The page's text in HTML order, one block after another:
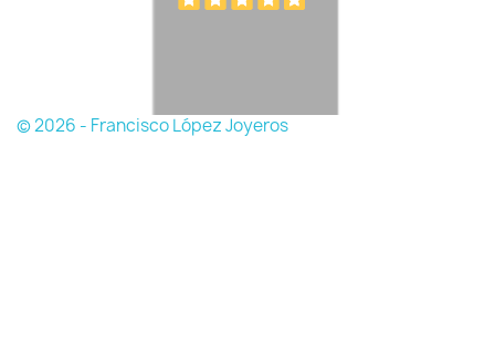
© 2026 - Francisco López Joyeros